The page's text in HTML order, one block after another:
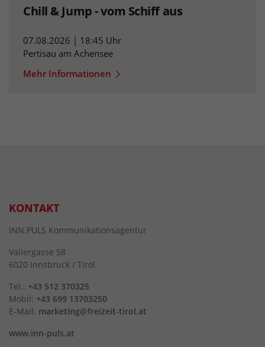
Chill & Jump - vom Schiff aus
07.08.2026 | 18:45 Uhr
Pertisau am Achensee
Mehr Informationen
KONTAKT
INN.PULS Kommunikationsagentur
Valiergasse 58
6020 Innsbruck / Tirol
Tel.: +43 512 370325
Mobil: +43 699 13703250
E-Mail: marketing@freizeit-tirol.at
www.inn-puls.at